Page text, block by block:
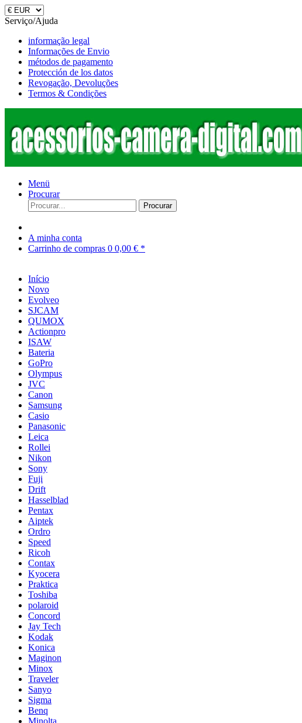
Serviço/Ajuda
informação legal
Informações de Envio
métodos de pagamento
Protección de los datos
Revogação, Devoluções
Termos & Condições
Menü
Procurar
Procurar
A minha conta
Carrinho de compras 0 0,00 € *
Início
Novo
Evolveo
SJCAM
QUMOX
Actionpro
ISAW
Bateria
GoPro
Olympus
JVC
Canon
Samsung
Casio
Panasonic
Leica
Rollei
Nikon
Sony
Fuji
Drift
Hasselblad
Pentax
Aiptek
Ordro
Speed
Ricoh
Contax
Kyocera
Praktica
Toshiba
polaroid
Concord
Jay Tech
Kodak
Konica
Maginon
Minox
Traveler
Sanyo
Sigma
Benq
Minolta